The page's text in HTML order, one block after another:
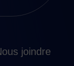
joindre